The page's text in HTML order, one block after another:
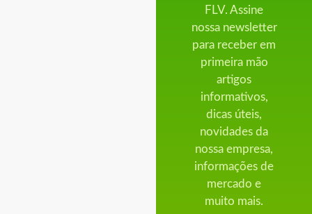
FLV. Assine
nossa newsletter
para receber em
primeira mão
artigos
informativos,
dicas úteis,
novidades da
nossa empresa,
informações de
mercado e
muito mais.